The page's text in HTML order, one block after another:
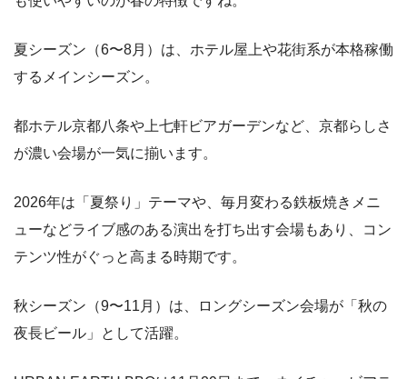
夏シーズン（6〜8月）は、ホテル屋上や花街系が本格稼働
するメインシーズン。
都ホテル京都八条や上七軒ビアガーデンなど、京都らしさ
が濃い会場が一気に揃います。
2026年は「夏祭り」テーマや、毎月変わる鉄板焼きメニ
ューなどライブ感のある演出を打ち出す会場もあり、コン
テンツ性がぐっと高まる時期です。
秋シーズン（9〜11月）は、ロングシーズン会場が「秋の
夜長ビール」として活躍。